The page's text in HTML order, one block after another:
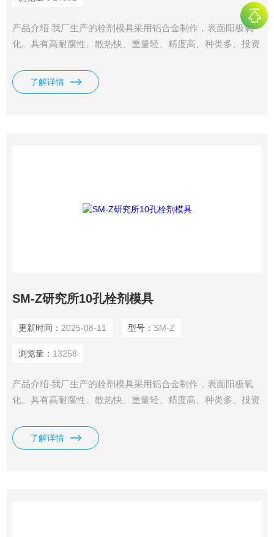
产品介绍 我厂生产的栓剂模具采用铝合金制作，表面阳极氧
化。具有高耐腐性、散热快、重量轻、精度高、种类多、投资
校、医院、药厂研发中心、研究所等小规模试制生产及教学演
示的*
了解详情
SM-Z研究所10孔栓剂模具
更新时间： 2025-08-11 型号： SM-Z
浏览量： 13258
产品介绍 我厂生产的栓剂模具采用铝合金制作，表面阳极氧
化。具有高耐腐性、散热快、重量轻、精度高、种类多、投资
校、医院、药厂研发中心、研究所等小规模试制生产及教学演
示的*
了解详情